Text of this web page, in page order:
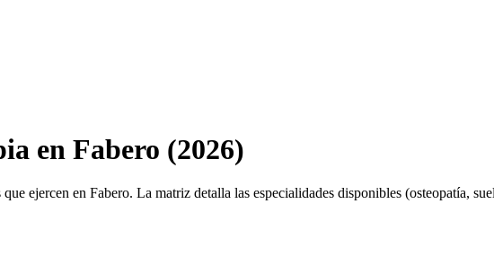
en Fabero (2026)
ejercen en Fabero. La matriz detalla las especialidades disponibles (osteopatía,